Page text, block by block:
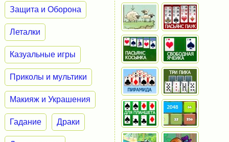
Защита и Оборона
Леталки
Казуальные игры
Приколы и мультики
Макияж и Украшения
Гадание Драки